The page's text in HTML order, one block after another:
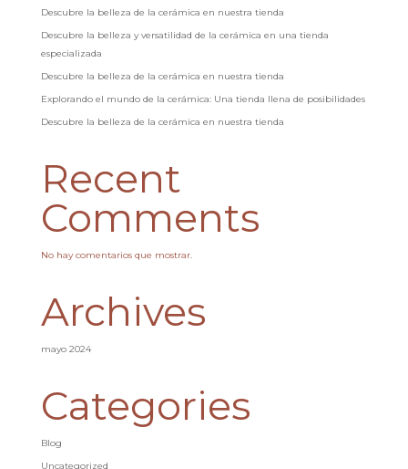
Descubre la belleza de la cerámica en nuestra tienda
Descubre la belleza y versatilidad de la cerámica en una tienda
especializada
Descubre la belleza de la cerámica en nuestra tienda
Explorando el mundo de la cerámica: Una tienda llena de posibilidades
Descubre la belleza de la cerámica en nuestra tienda
Recent
Comments
No hay comentarios que mostrar.
Archives
mayo 2024
Categories
Blog
Uncategorized